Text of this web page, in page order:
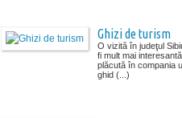
Ghizi de turism
O vizită în judeţul
fi mult mai
plăcută în compania
ghid (...)